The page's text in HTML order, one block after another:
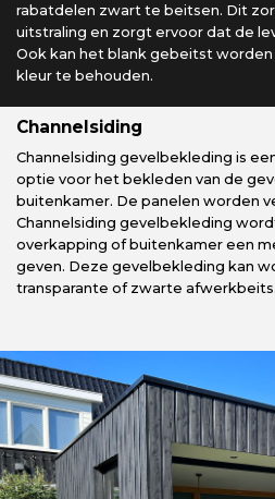
rabatdelen zwart te beitsen. Dit
uitstraling en zorgt ervoor dat de
Ook kan het blank gebeitst
kleur te behouden.
Channelsiding
Channelsiding gevelbekleding is
optie voor het bekleden van de
buitenkamer. De panelen worden
Channelsiding gevelbekleding
overkapping of buitenkamer een
geven. Deze gevelbekleding kan
transparante of zwarte afwerkbeits.